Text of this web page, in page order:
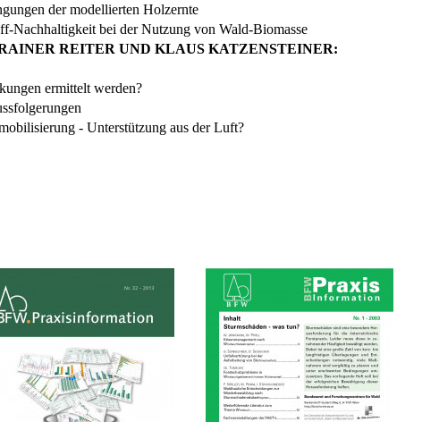
der modellierten Holzernte
Nachhaltigkeit bei der Nutzung von Wald-Biomasse
REITER UND KLAUS KATZENSTEINER:
ermittelt werden?
- Unterstützung aus der Luft?